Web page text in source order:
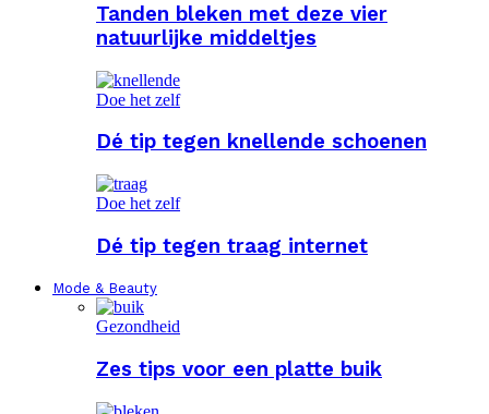
Tanden bleken met deze vier
natuurlijke middeltjes
Doe het zelf
Dé tip tegen knellende schoenen
Doe het zelf
Dé tip tegen traag internet
Mode & Beauty
Gezondheid
Zes tips voor een platte buik